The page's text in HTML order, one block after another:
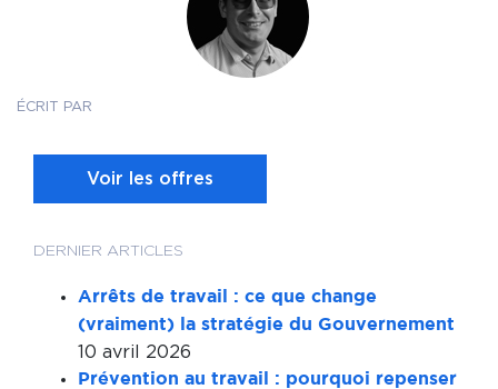
DERNIER ARTICLES
Arrêts de travail : ce que change
(vraiment) la stratégie du Gouvernement
10 avril 2026
Prévention au travail : pourquoi repenser
ÉCRIT PAR
Voir les offres